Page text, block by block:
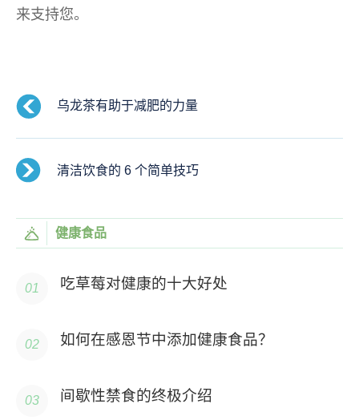
来支持您。
乌龙茶有助于减肥的力量
清洁饮食的 6 个简单技巧
健康食品
吃草莓对健康的十大好处
如何在感恩节中添加健康食品？
间歇性禁食的终极介绍